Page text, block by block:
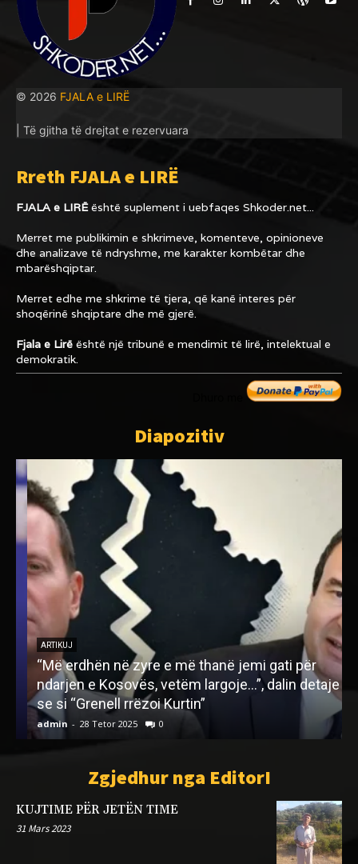
© 2026 FJALA e LIRË
| Të gjitha të drejtat e rezervuara
Rreth FJALA e LIRË
FJALA e LIRËështë suplement i uebfaqes Shkoder.net...
Merret me publikimin e shkrimeve, komenteve, opinioneve
dhe analizave të ndryshme, me karakter kombëtar dhe
mbarëshqiptar.
Merret edhe me shkrime të tjera, që kanë interes për
shoqërinë shqiptare dhe më gjerë.
Fjala e Lirë është një tribunë e mendimit të lirë, intelektual e
demokratik.
Diapozitiv
ARTIKUJ
“Më erdhën në zyre e më thanë jemi gati për
ndarjen e Kosovës, vetëm largoje…”, dalin detaje
se si “Grenell rrëzoi Kurtin”
admin - 28 Tetor 2025 0
Zgjedhur nga EditorI
KUJTIME PËR JETËN TIME
31 Mars 2023